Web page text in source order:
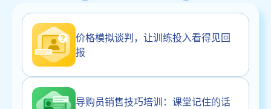
价格模拟谈判，让训练投入看得见回
报
导购员销售技巧培训：课堂记住的话